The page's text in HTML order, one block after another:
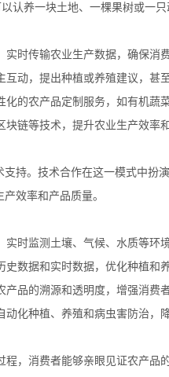
认养一块土地、一棵果树或一
时传输农业生产数据，确保消
动，提出种植或养殖建议，甚
的农产品定制服务，如有机蔬
链等技术，提升农业生产效率和
持。技术合作在这一模式中扮
效率和产品质量。
时监测土壤、气候、水质等环
数据和实时数据，优化种植和
品的溯源和透明度，增强消费者
化种植、养殖和病虫害防治，
，消费者能够亲眼见证农产品